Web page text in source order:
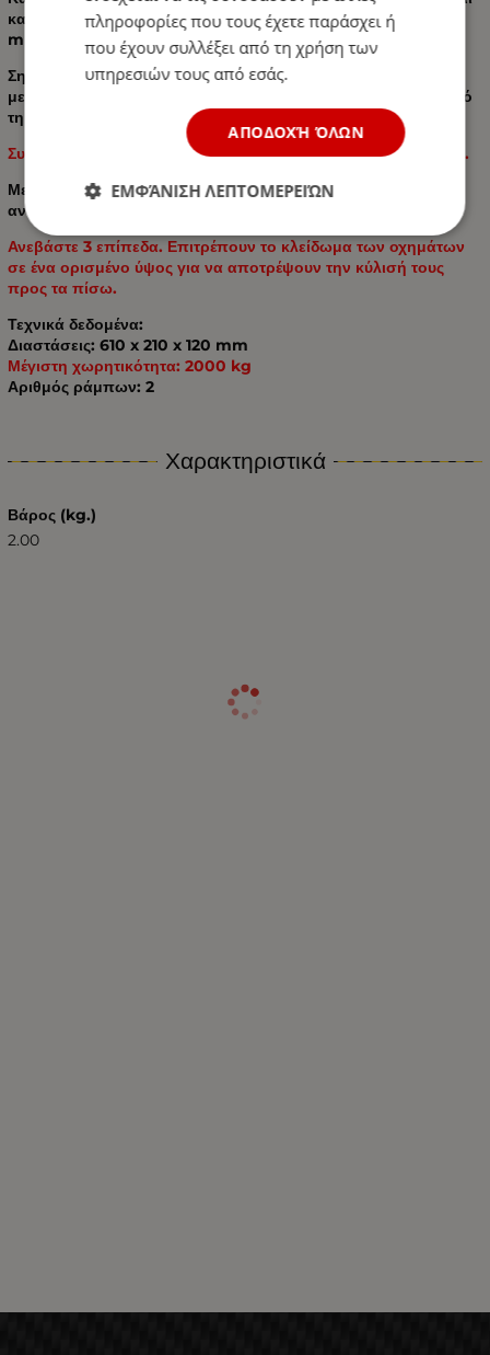
κατάλληλο για αυτοκίνητα με μέγιστο πλάτος ελαστικού 210
mm.
Σημειώστε ότι το πλάτος των ελαστικών μπορεί να είναι
μεγαλύτερο, αλλά σε αυτήν την περίπτωση θα βγουν έξω από
τη ράμπα.
Συνιστάται να χρησιμοποιείτε και τις δύο ράμπες ταυτόχρονα.
Με αυτόν τον τρόπο, μειώνεται σημαντικά ο κίνδυνος
ανισορροπίας μεταξύ των τροχών.
Ανεβάστε 3 επίπεδα. Επιτρέπουν το κλείδωμα των οχημάτων
σε ένα ορισμένο ύψος για να αποτρέψουν την κύλισή τους
προς τα πίσω.
Τεχνικά δεδομένα:
Διαστάσεις: 610 x 210 x 120 mm
Μέγιστη χωρητικότητα: 2000 kg
Αριθμός ράμπων: 2
Χαρακτηριστικά
Βάρος (kg.)
2.00
πληροφορίες που τους έχετε παράσχει ή
που έχουν συλλέξει από τη χρήση των
υπηρεσιών τους από εσάς.
ΑΠΟΔΟΧΉ ΌΛΩΝ
ΕΜΦΆΝΙΣΗ ΛΕΠΤΟΜΕΡΕΙΏΝ